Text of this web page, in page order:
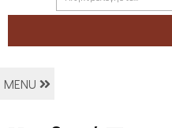
MENU